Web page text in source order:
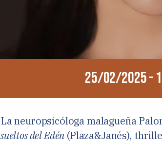
25/02/2025 -
La neuropsicóloga malagueña
sueltos del Edén (Plaza&Janés),